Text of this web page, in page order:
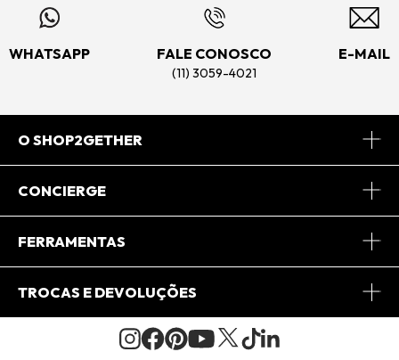
WHATSAPP FALE CONOSCO
(11) 3059-4021
E-MAIL
O SHOP2GETHER
Sobre Nós
Journal
CONCIERGE
Central de Relacionamento
FERRAMENTAS
Minha Conta
Pedido de Presente
TROCAS E DEVOLUÇÕES
Condições Gerais